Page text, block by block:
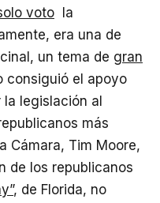
voto la
era una de
un tema de gran
consiguió el apoyo
legislación al
más
Cámara, Tim Moore,
de los republicanos
, de Florida, no